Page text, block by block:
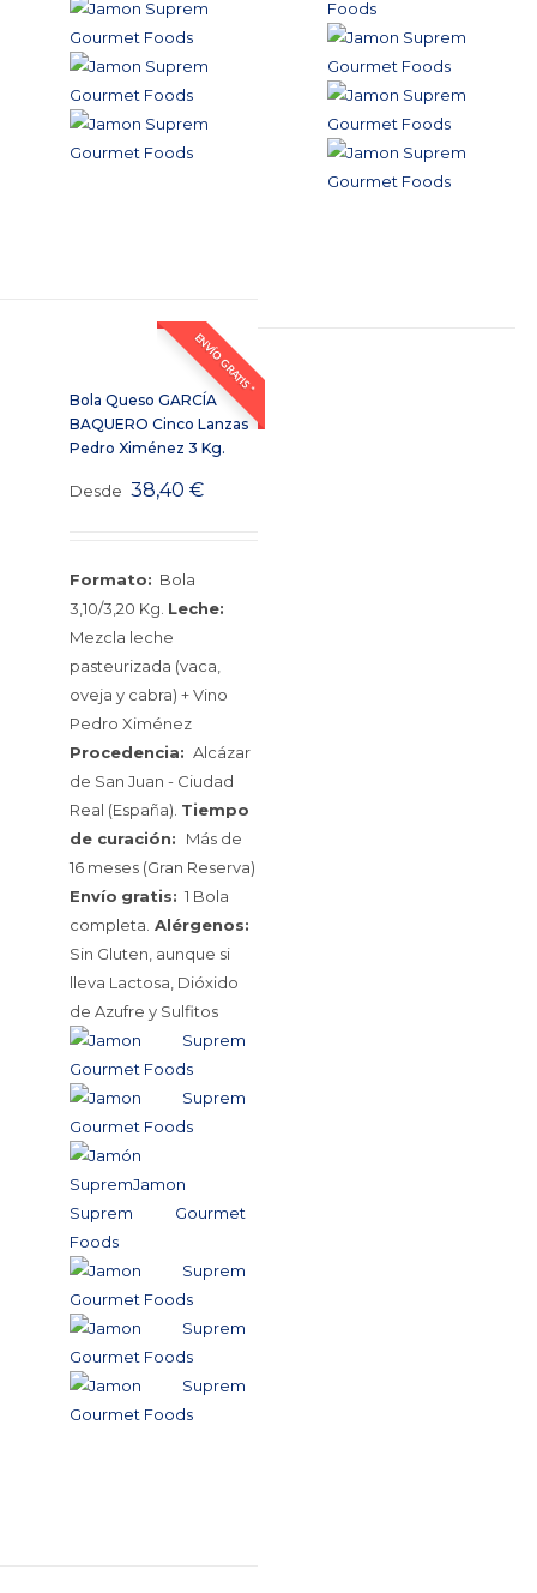
ENVÍO GRATIS *
Bola Queso GARCÍA
BAQUERO Cinco Lanzas
Pedro Ximénez 3 Kg.
Desde 38,40€
Formato: Bola
3,10/3,20 Kg. Leche:
Mezcla leche
pasteurizada (vaca,
oveja y cabra) + Vino
Pedro Ximénez
Procedencia: Alcázar
de San Juan - Ciudad
Real (España). Tiempo
de curación: Más de
16 meses (Gran Reserva)
Envío gratis: 1 Bola
completa. Alérgenos:
Sin Gluten, aunque si
lleva Lactosa, Dióxido
de Azufre y Sulfitos